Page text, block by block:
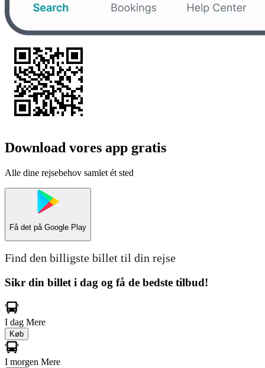
Download vores app gratis
Alle dine rejsebehov samlet ét sted
Få det på Google Play
Find den billigste billet til din rejse
Sikr din billet i dag og få de bedste tilbud!
I dag Mere
Køb
I morgen Mere